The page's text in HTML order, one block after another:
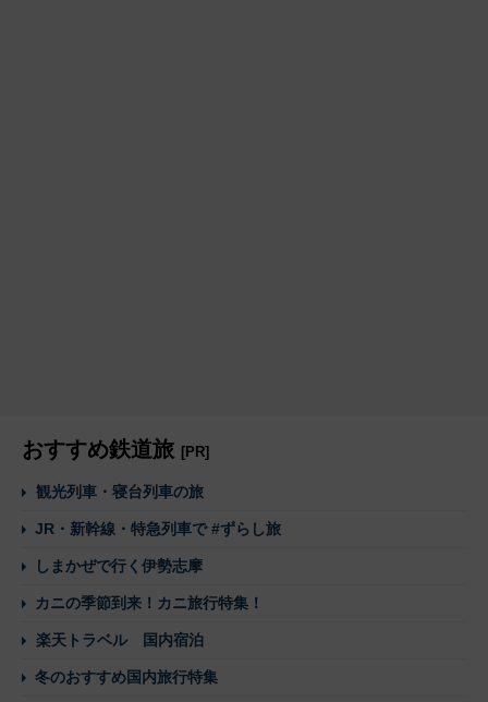
おすすめ鉄道旅 [PR]
観光列車・寝台列車の旅
JR・新幹線・特急列車で #ずらし旅
しまかぜで行く伊勢志摩
カニの季節到来！カニ旅行特集！
楽天トラベル 国内宿泊
冬のおすすめ国内旅行特集